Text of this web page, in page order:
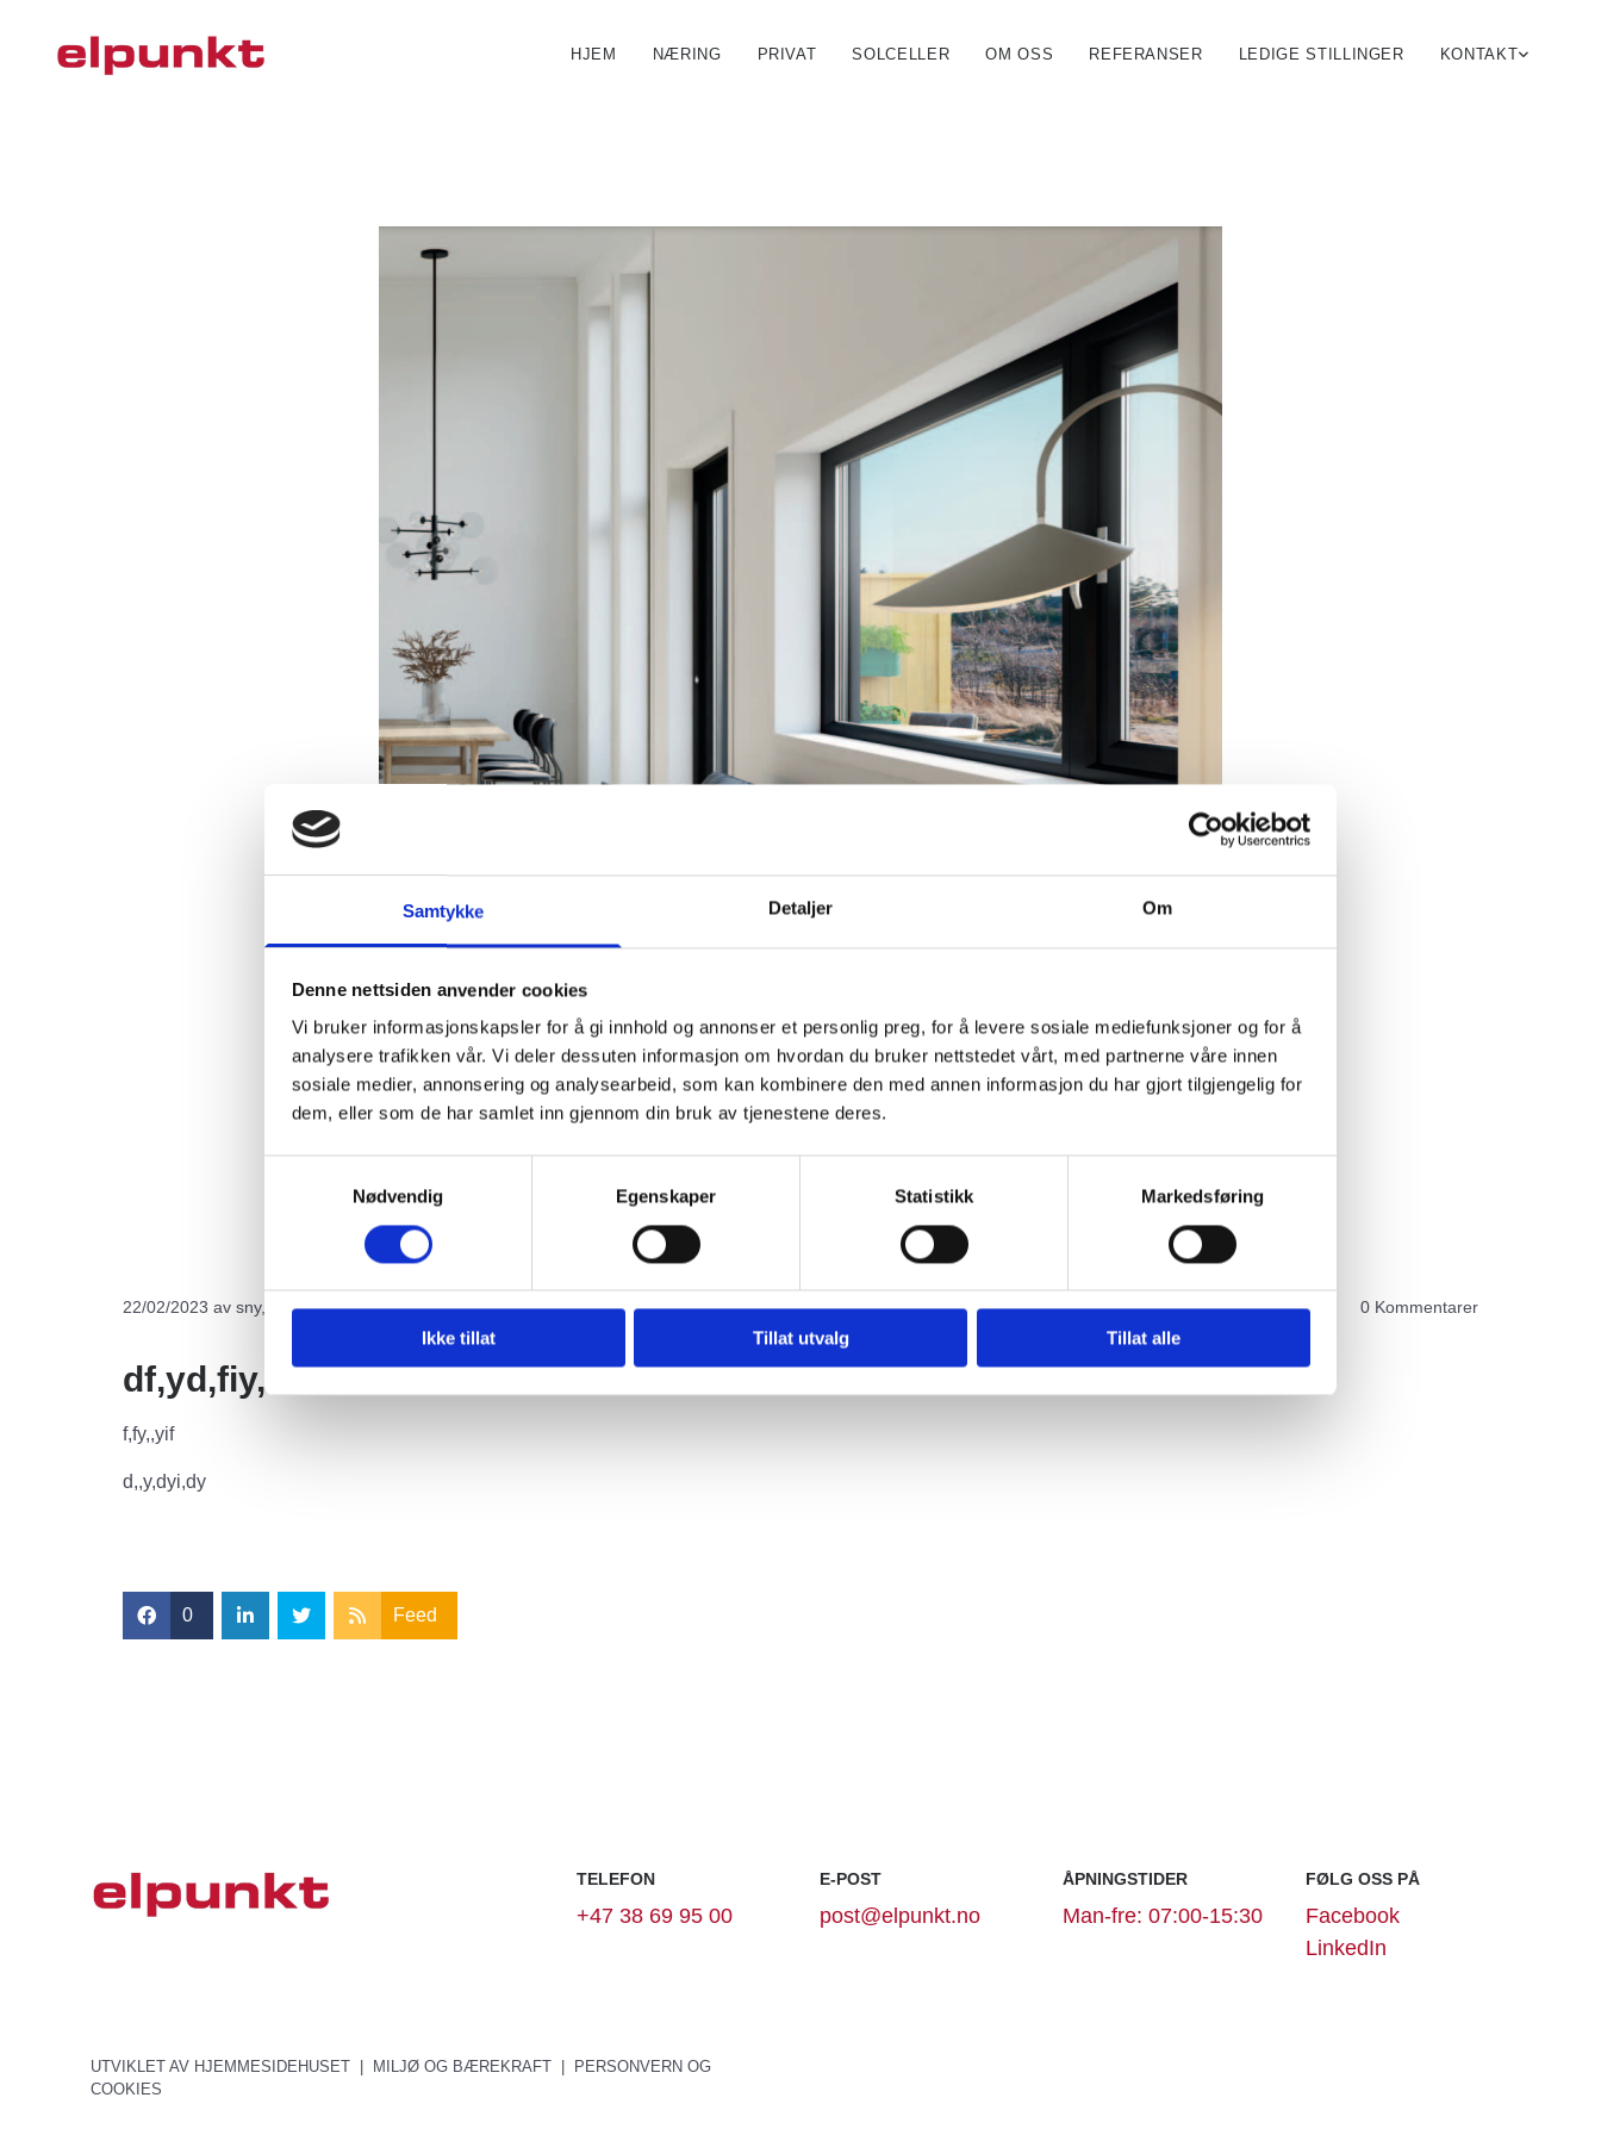
Samtykke Detaljer Om
Denne nettsiden anvender cookies
Vi bruker informasjonskapsler for å gi innhold og annonser et personlig preg, for å levere sosiale mediefunksjoner og for å
analysere trafikken vår. Vi deler dessuten informasjon om hvordan du bruker nettstedet vårt, med partnerne våre innen
sosiale medier, annonsering og analysearbeid, som kan kombinere den med annen informasjon du har gjort tilgjengelig for
dem, eller som de har samlet inn gjennom din bruk av tjenestene deres.
Nødvendig
Egenskaper Statistikk Markedsføring
Ikke tillat Tillat utvalg Tillat alle
HJEM NÆRING PRIVAT SOLCELLER OM OSS REFERANSER LEDIGE STILLINGER KONTAKT
22/02/2023 av sny,mdt 0 Kommentarer
df,yd,fiy,f
f,fy,,yif
d,,y,dyi,dy
0 Feed
TELEFON
+47 38 69 95 00
E-POST
post@elpunkt.no
ÅPNINGSTIDER
Man-fre: 07:00-15:30
FØLG OSS PÅ
Facebook
LinkedIn
UTVIKLET AV HJEMMESIDEHUSET MILJØ OG BÆREKRAFT
PERSONVERN OG
COOKIES